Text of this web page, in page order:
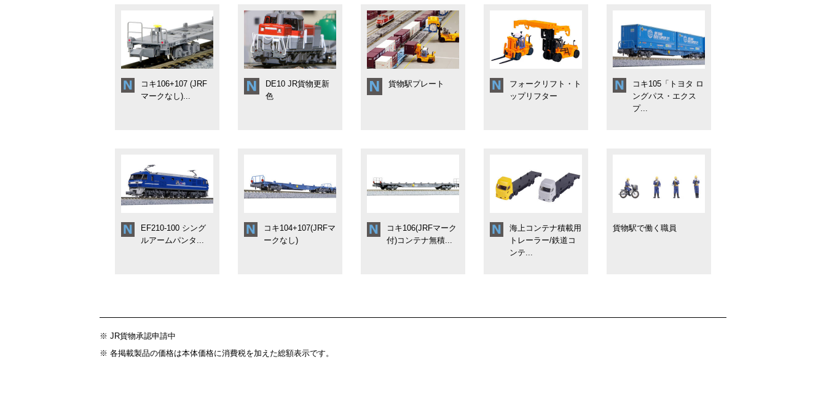
コキ106+107 (JRF
マークなし)...
DE10 JR貨物更新
色
貨物駅プレート
フォークリフト・ト
ップリフター
コキ105「トヨタ ロ
ングパス・エクス
プ...
EF210-100 シング
ルアームパンタ...
コキ104+107(JRFマ
ークなし)
コキ106(JRFマーク
付)コンテナ無積...
海上コンテナ積載用
トレーラー/鉄道コ
ンテ...
貨物駅で働く職員
※ JR貨物承認申請中
※ 各掲載製品の価格は本体価格に消費税を加えた総額表示です。